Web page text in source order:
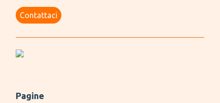
Contattaci
Pagine